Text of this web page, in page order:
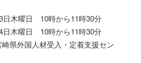
木曜日 10時から11時30分
木曜日 10時から11時30分
県外国人材受入・定着支援セン